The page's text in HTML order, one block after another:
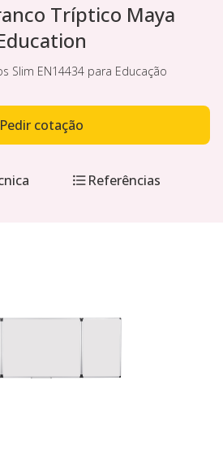
Tríptico Maya
Slim EN14434 para Educação
Pedir cotação
Referências